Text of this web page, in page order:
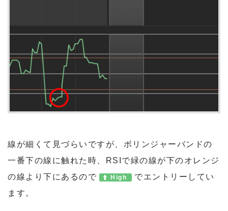
線が細くて見づらいですが、ボリンジャーバンドの
一番下の線に触れた時、RSIで緑の線が下のオレンジ
の線より下にあるので
High
でエントリーしてい
ます。